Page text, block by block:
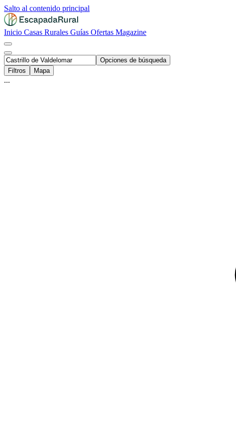
Salto al contenido principal
Inicio Casas Rurales Guías Ofertas Magazine
Opciones de búsqueda
Filtros
Mapa
...